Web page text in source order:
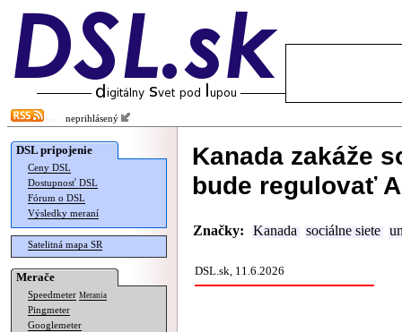
neprihlásený
DSL pripojenie
Ceny DSL
Dostupnosť DSL
Fórum o DSL
Výsledky meraní
Satelitná mapa SR
Merače
Speedmeter Merania
Pingmeter
Googlemeter
Kanada zakáže
bude regulovať
Značky: Kanada sociálne siete
DSL.sk, 11.6.2026